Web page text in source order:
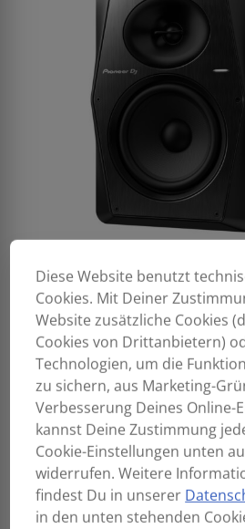
Diese Website benutzt
Cookies. Mit Deiner
Website zusätzliche Cookies
Cookies von Drittanbietern)
Technologien, um die
zu sichern, aus Marketing-
Verbesserung Deines Online-
kannst Deine Zustimmung
Cookie-Einstellungen unten
widerrufen. Weitere
findest Du in unserer
in den unten stehenden